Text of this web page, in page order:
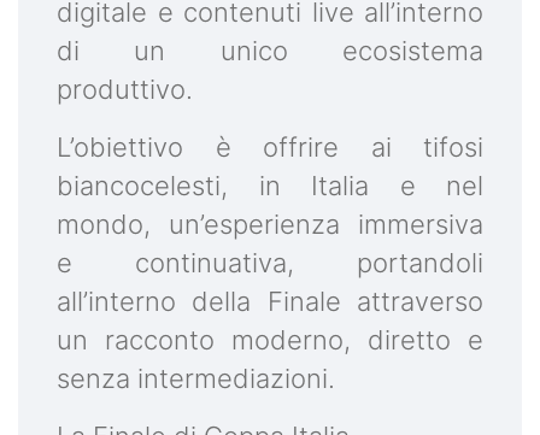
digitale e contenuti live all’interno
di un unico ecosistema
produttivo.
L’obiettivo è offrire ai tifosi
biancocelesti, in Italia e nel
mondo, un’esperienza immersiva
e continuativa, portandoli
all’interno della Finale attraverso
un racconto moderno, diretto e
senza intermediazioni.